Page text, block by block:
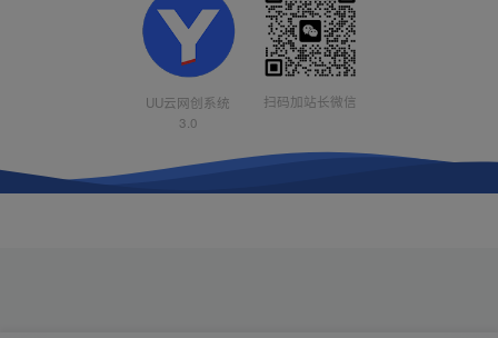
UU云网创系统
3.0
扫码加站长微信